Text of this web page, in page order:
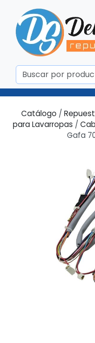
Catálogo /
para Lavarropas /
Gafa